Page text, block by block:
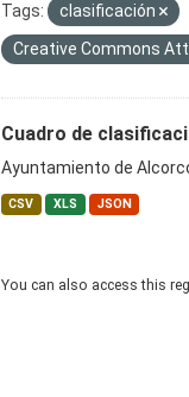
Tags: clasificación
Creative Commons
Cuadro de
Ayuntamiento de
CSV XLS JSON
You can also access this